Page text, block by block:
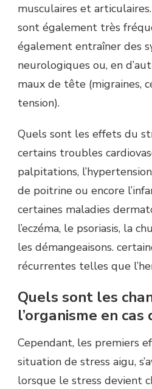
musculaires et
sont également très
également entraîner des
neurologiques ou, en
maux de tête (migraines,
tension).
Quels sont les effets du
certains troubles
palpitations,
de poitrine ou encore
certaines maladies
l’eczéma, le psoriasis, la
les démangeaisons.
récurrentes telles que
Quels sont les
l’organisme en cas
Cependant, les premiers
situation de stress aigu,
lorsque le stress devient